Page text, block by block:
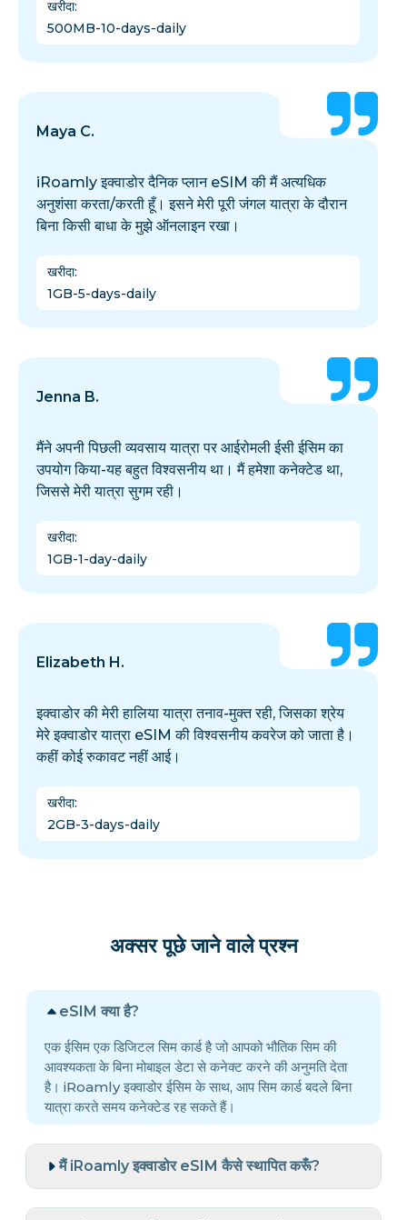
खरीदा:
500MB-10-days-daily
Maya C.
iRoamly इक्वाडोर दैनिक प्लान eSIM की मैं अत्यधिक
अनुशंसा करता/करती हूँ। इसने मेरी पूरी जंगल यात्रा के दौरान
बिना किसी बाधा के मुझे ऑनलाइन रखा।
खरीदा:
1GB-5-days-daily
Jenna B.
मैंने अपनी पिछली व्यवसाय यात्रा पर आईरोमली ईसी ईसिम का
उपयोग किया-यह बहुत विश्वसनीय था। मैं हमेशा कनेक्टेड था,
जिससे मेरी यात्रा सुगम रही।
खरीदा:
1GB-1-day-daily
Elizabeth H.
इक्वाडोर की मेरी हालिया यात्रा तनाव-मुक्त रही, जिसका श्रेय
मेरे इक्वाडोर यात्रा eSIM की विश्वसनीय कवरेज को जाता है।
कहीं कोई रुकावट नहीं आई।
खरीदा:
2GB-3-days-daily
अक्सर पूछे जाने वाले प्रश्न
eSIM क्या है?
एक ईसिम एक डिजिटल सिम कार्ड है जो आपको भौतिक सिम की
आवश्यकता के बिना मोबाइल डेटा से कनेक्ट करने की अनुमति देता
है। iRoamly इक्वाडोर ईसिम के साथ, आप सिम कार्ड बदले बिना
यात्रा करते समय कनेक्टेड रह सकते हैं।
मैं iRoamly इक्वाडोर eSIM कैसे स्थापित करूँ?